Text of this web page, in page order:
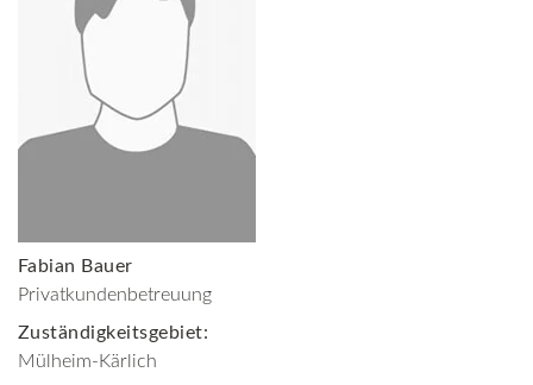
Fabian Bauer
Privatkundenbetreuung
Zuständigkeitsgebiet:
Mülheim-Kärlich